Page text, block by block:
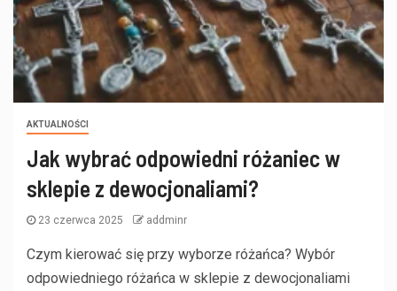
AKTUALNOŚCI
Jak wybrać odpowiedni różaniec w
sklepie z dewocjonaliami?
23 czerwca 2025 addminr
Czym kierować się przy wyborze różańca? Wybór
odpowiedniego różańca w sklepie z dewocjonaliami